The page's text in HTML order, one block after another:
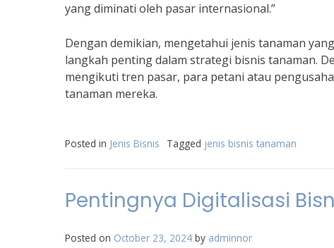
yang diminati oleh pasar internasional.”
Dengan demikian, mengetahui jenis tanaman
langkah penting dalam strategi bisnis tanaman.
mengikuti tren pasar, para petani atau
tanaman mereka.
Posted in Jenis Bisnis Tagged jenis bisnis tanaman
Pentingnya Digitalisasi
Posted on October 23, 2024 by adminnor